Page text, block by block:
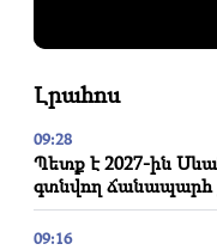
Լրահոս
09:28
Պետք է 2027-ին
գտնվող ճանապարհ
09:16